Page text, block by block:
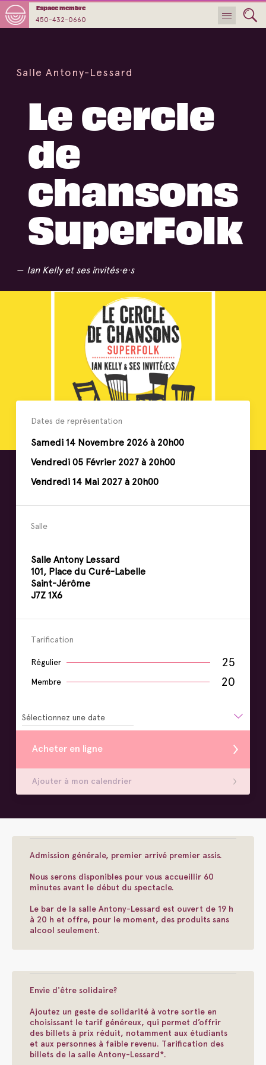
450-432-0660
Espace membre
Salle Antony-Lessard
Le cercle
de
chansons
SuperFolk
Ian Kelly et ses invités·e·s
Dates de représentation
Samedi 14 Novembre 2026 à 20h00
Vendredi 05 Février 2027 à 20h00
Vendredi 14 Mai 2027 à 20h00
Salle
Salle Antony Lessard
101, Place du Curé-Labelle
Saint-Jérôme
J7Z 1X6
Tarification
Régulier 25
Membre 20
Sélectionnez une date
Acheter en ligne
Ajouter à mon calendrier
Admission générale, premier arrivé premier assis.
Nous serons disponibles pour vous accueillir 60
minutes avant le début du spectacle.
Le bar de la salle Antony-Lessard est ouvert de 19 h
à 20 h et offre, pour le moment, des produits sans
alcool seulement.
Envie d'être solidaire?
Ajoutez un geste de solidarité à votre sortie en
choisissant le tarif généreux, qui permet d’offrir
des billets à prix réduit, notamment aux étudiants
et aux personnes à faible revenu. Tarification des
billets de la salle Antony-Lessard*.